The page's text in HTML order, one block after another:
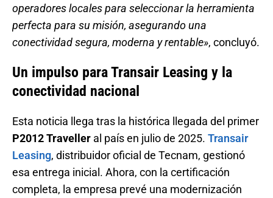
operadores locales para seleccionar la herramienta
perfecta para su misión, asegurando una
conectividad segura, moderna y rentable» , concluyó.
Un impulso para Transair Leasing y la
conectividad nacional
Esta noticia llega tras la histórica llegada del primer
P2012 Traveller al país en julio de 2025. Transair
Leasing , distribuidor oficial de Tecnam, gestionó
esa entrega inicial. Ahora, con la certificación
completa, la empresa prevé una modernización